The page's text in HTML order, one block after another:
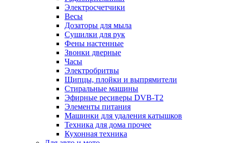
Электросчетчики
Весы
Дозаторы для мыла
Сушилки для рук
Фены настенные
Звонки дверные
Часы
Электробритвы
Щипцы, плойки и выпрямители
Стиральные машины
Эфирные ресиверы DVB-T2
Элементы питания
Машинки для удаления катышков
Техника для дома прочее
Кухонная техника